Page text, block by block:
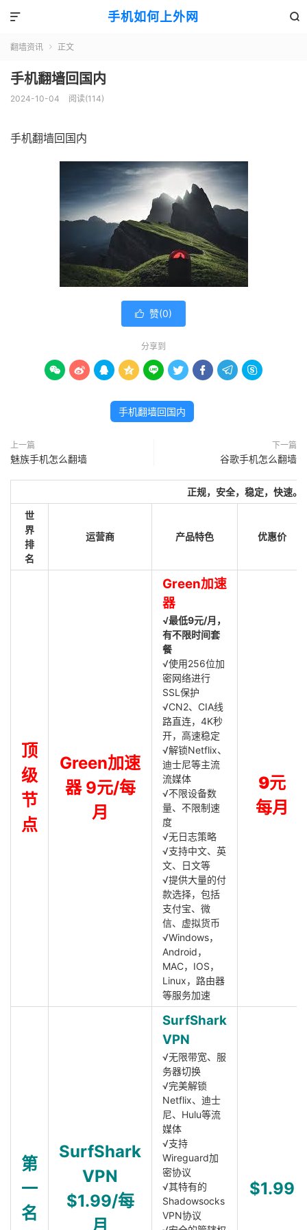
手机如何上外网 

翻墙资讯  正文
手机翻墙回国内
2024-10-04 阅读(114)
手机翻墙回国内
 赞(0)
分享到
        
手机翻墙回国内
上一篇
魅族手机怎么翻墙
下一篇
谷歌手机怎么翻墙
正规，安全，稳定，快速。
世
界
排
名
运营商 产品特色 优惠价
顶
级
节
点
Green加速
器 9元/每
月
Green加速
器
√最低9元/月，
有不限时间套
餐
√使用256位加
密网络进行
SSL保护
√CN2、CIA线
路直连，4K秒
开，高速稳定
√解锁Netflix、
迪士尼等主流
流媒体
√不限设备数
量、不限制速
度
√无日志策略
√支持中文、英
文、日文等
√提供大量的付
款选择，包括
支付宝、微
信、虚拟货币
√Windows，
Android，
MAC，IOS，
Linux，路由器
等服务加速
9元
每月
第
一
名
SurfShark
VPN
$1.99/每
月
SurfShark
VPN
√无限带宽、服
务器切换
√完美解锁
Netflix、迪士
尼、Hulu等流
媒体
√支持
Wireguard加
密协议
√其特有的
Shadowsocks
VPN协议
$1.99